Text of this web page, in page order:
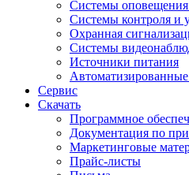
Системы оповещения
Системы контроля и
Охранная
Системы
Источники питания
Сервис
Скачать
Программное
Документация по
Маркетинговые
Прайс-листы